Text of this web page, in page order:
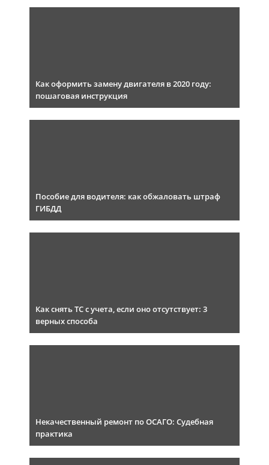
Как оформить замену двигателя в 2020 году:
пошаговая инструкция
Пособие для водителя: как обжаловать штраф
ГИБДД
Как снять ТС с учета, если оно отсутствует: 3
верных способа
Некачественный ремонт по ОСАГО: Судебная
практика